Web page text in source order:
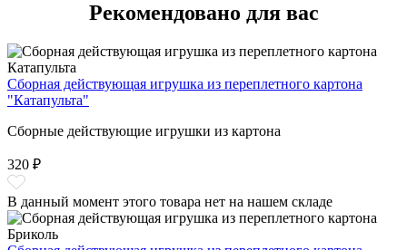
Рекомендовано для вас
Сборная действующая игрушка из переплетного картона
"Катапульта"
Сборные действующие игрушки из картона
320 ₽
В данный момент этого товара нет на нашем складе